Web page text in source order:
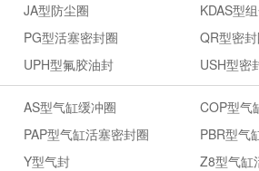
JA型防尘圈
KDAS型
PG型活塞密封圈
QR型密
UPH型氟胶油封
USH型密
AS型气缸缓冲圈
COP型气
PAP型气缸活塞密封圈
PBR型气
Y型气封
Z8型气缸